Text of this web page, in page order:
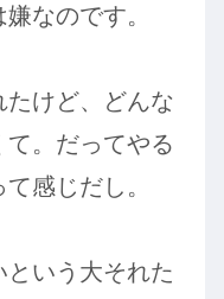
なのです。
けど、どんな
。だってやる
感じだし。
という大それた